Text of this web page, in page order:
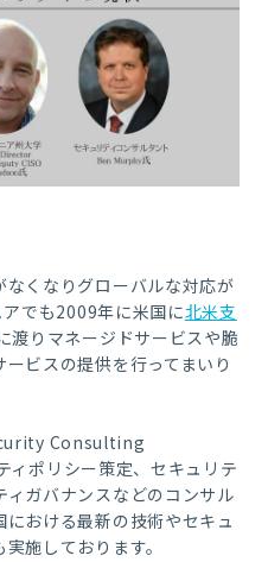
くなりグローバルな対応が
でも2009年に米国に北米支
渡りマネージドサービスや脆
ビスの提供を行ってまいり
Consulting
ポリシー策定、セキュリテ
ィガバナンスなどのコンサル
おける最新の技術やセキュ
施しております。